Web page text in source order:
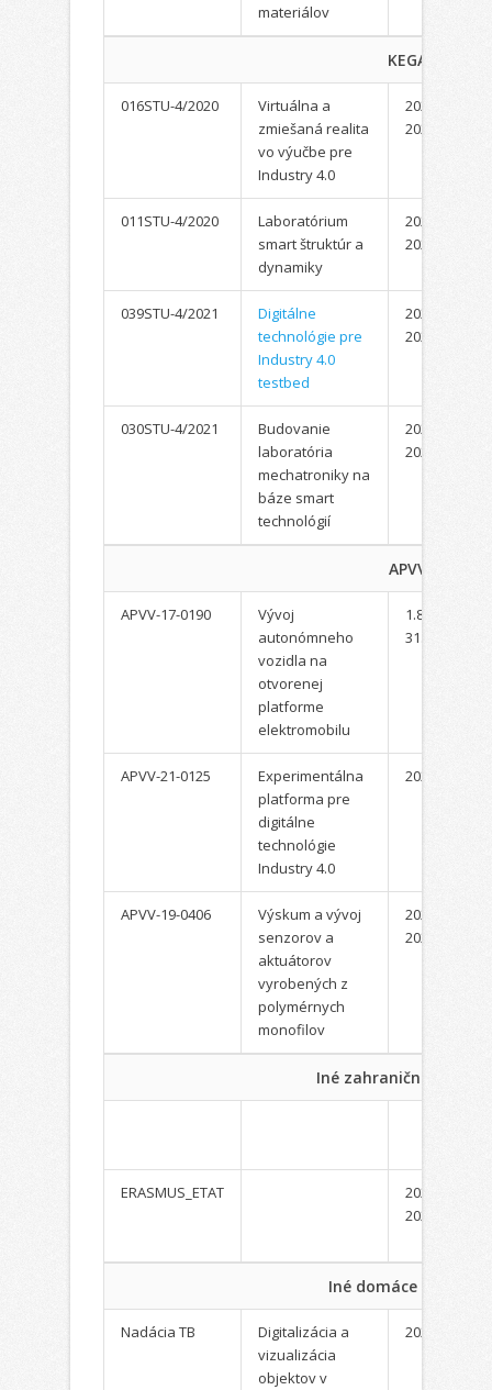
materiálov
KEGA
016STU-4/2020
Virtuálna a
zmiešaná realita
vo výučbe pre
Industry 4.0
2020-
2022
011STU-4/2020
Laboratórium
smart štruktúr a
dynamiky
2020-
2022
039STU-4/2021
Digitálne
technológie pre
Industry 4.0
testbed
2021-
2023
030STU-4/2021
Budovanie
laboratória
mechatroniky na
báze smart
technológií
2021-
2023
APVV
APVV-17-0190
Vývoj
autonómneho
vozidla na
otvorenej
platforme
elektromobilu
1.8.2018-
31.7.2022
APVV-21-0125
Experimentálna
platforma pre
digitálne
technológie
Industry 4.0
2022-
APVV-19-0406
Výskum a vývoj
senzorov a
aktuátorov
vyrobených z
polymérnych
monofilov
2020-
2023
Iné zahraničné
ERASMUS_ETAT
2020-
2022
Iné domáce projekty
Nadácia TB
Digitalizácia a
vizualizácia
objektov v
2022